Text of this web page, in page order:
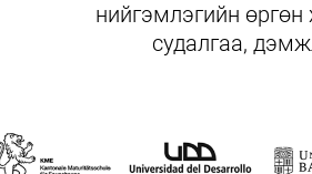
нийгэмлэгийн өргөн
судалгаа,